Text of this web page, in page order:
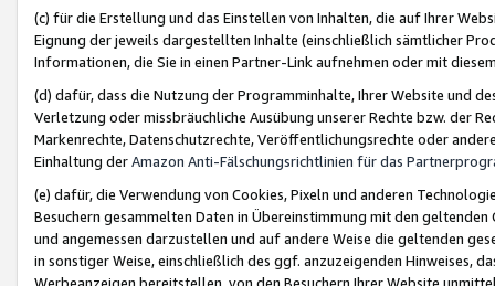
(c) für die Erstellung und das Einstellen von Inhalten, die auf Ihrer
Eignung der jeweils dargestellten Inhalte (einschließlich sämtlicher
Informationen, die Sie in einen Partner-Link aufnehmen oder mit
(d) dafür, dass die Nutzung der Programminhalte, Ihrer Website und
Verletzung oder missbräuchliche Ausübung unserer Rechte bzw. der
Markenrechte, Datenschutzrechte, Veröffentlichungsrechte oder
Einhaltung derAmazon Anti-Fälschungsrichtlinien für das
(e) dafür, die Verwendung von Cookies, Pixeln und anderen
Besuchern gesammelten Daten in Übereinstimmung mit den
und angemessen darzustellen und auf andere Weise die geltenden
in sonstiger Weise, einschließlich des ggf. anzuzeigenden Hinweises,
Werbeanzeigen bereitstellen, von den Besuchern Ihrer Website